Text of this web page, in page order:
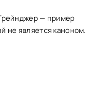
— пример
не является каноном.